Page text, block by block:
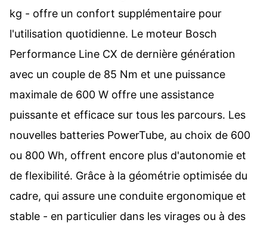
kg - offre un confort supplémentaire pour
l'utilisation quotidienne. Le moteur Bosch
Performance Line CX de dernière génération
avec un couple de 85 Nm et une puissance
maximale de 600 W offre une assistance
puissante et efficace sur tous les parcours. Les
nouvelles batteries PowerTube, au choix de 600
ou 800 Wh, offrent encore plus d'autonomie et
de flexibilité. Grâce à la géométrie optimisée du
cadre, qui assure une conduite ergonomique et
stable - en particulier dans les virages ou à des